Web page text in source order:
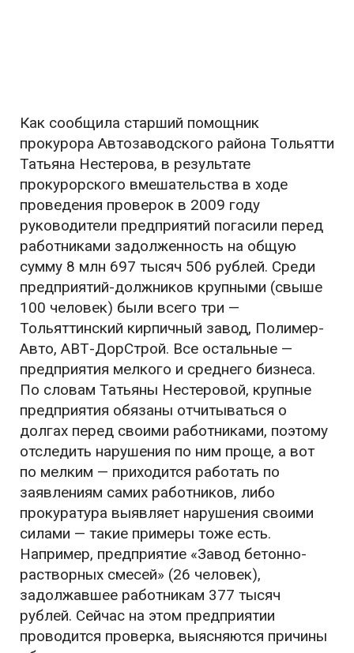
Как сообщила старший помощник
прокурора Автозаводского района Тольятти
Татьяна Нестерова, в результате
прокурорского вмешательства в ходе
проведения проверок в 2009 году
руководители предприятий погасили перед
работниками задолженность на общую
сумму 8 млн 697 тысяч 506 рублей. Среди
предприятий-должников крупными (свыше
100 человек) были всего три —
Тольяттинский кирпичный завод, Полимер-
Авто, АВТ-ДорСтрой. Все остальные —
предприятия мелкого и среднего бизнеса.
По словам Татьяны Нестеровой, крупные
предприятия обязаны отчитываться о
долгах перед своими работниками, поэтому
отследить нарушения по ним проще, а вот
по мелким — приходится работать по
заявлениям самих работников, либо
прокуратура выявляет нарушения своими
силами — такие примеры тоже есть.
Например, предприятие «Завод бетонно-
растворных смесей» (26 человек),
задолжавшее работникам 377 тысяч
рублей. Сейчас на этом предприятии
проводится проверка, выясняются причины